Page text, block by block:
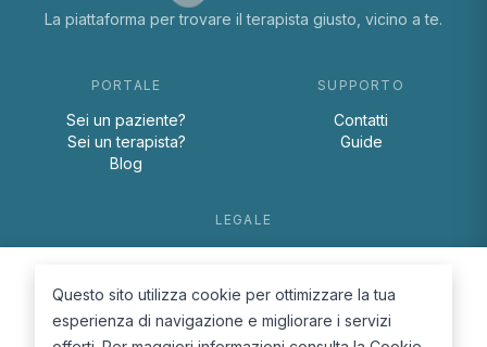
La piattaforma per trovare il terapista giusto, vicino a te.
PORTALE
Sei un paziente?
Sei un terapista?
Blog
SUPPORTO
Contatti
Guide
LEGALE
Cookie Policy
Questo sito utilizza cookie per ottimizzare la tua
esperienza di navigazione e migliorare i servizi